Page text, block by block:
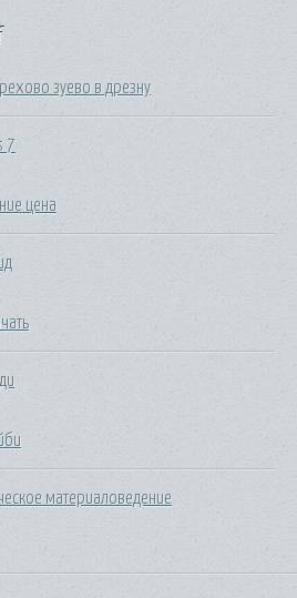
зуево в дрезну
7
цена
материаловедение